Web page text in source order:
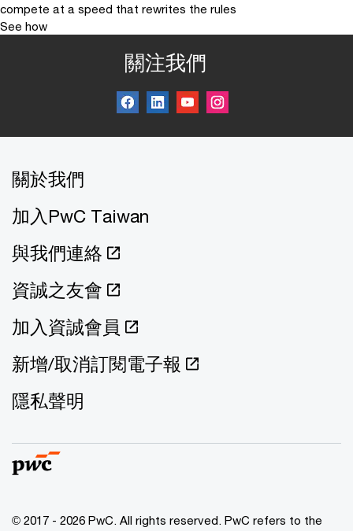
compete at a speed that rewrites the rules
See how
關注我們
關於我們
加入PwC Taiwan
與我們連絡
資誠之友會
加入資誠會員
新增/取消訂閱電子報
隱私聲明
© 2017 - 2026 PwC. All rights reserved. PwC refers to the